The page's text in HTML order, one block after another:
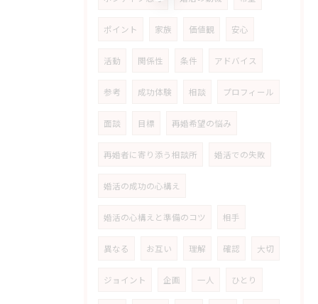
ポイント 家族 価値観 安心
活動 関係性 条件 アドバイス
参考 成功体験 相談 プロフィール
面談 目標 再婚希望の悩み
再婚者に寄り添う相談所 婚活での失敗
婚活の成功の心構え
婚活の心構えと準備のコツ 相手
異なる お互い 理解 確認 大切
ジョイント 企画 一人 ひとり